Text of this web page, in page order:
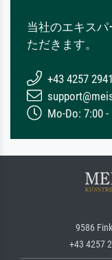
当社のエキス
ただきます。
+43 4257
Mo-Do: 7:00 -
9586
+43 4257